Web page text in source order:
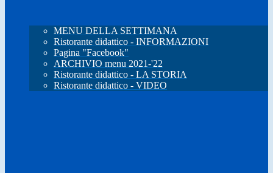
MENU DELLA SETTIMANA
Ristorante didattico - INFORMAZIONI
Pagina "Facebook"
ARCHIVIO menu 2021-'22
Ristorante didattico - LA STORIA
Ristorante didattico - VIDEO